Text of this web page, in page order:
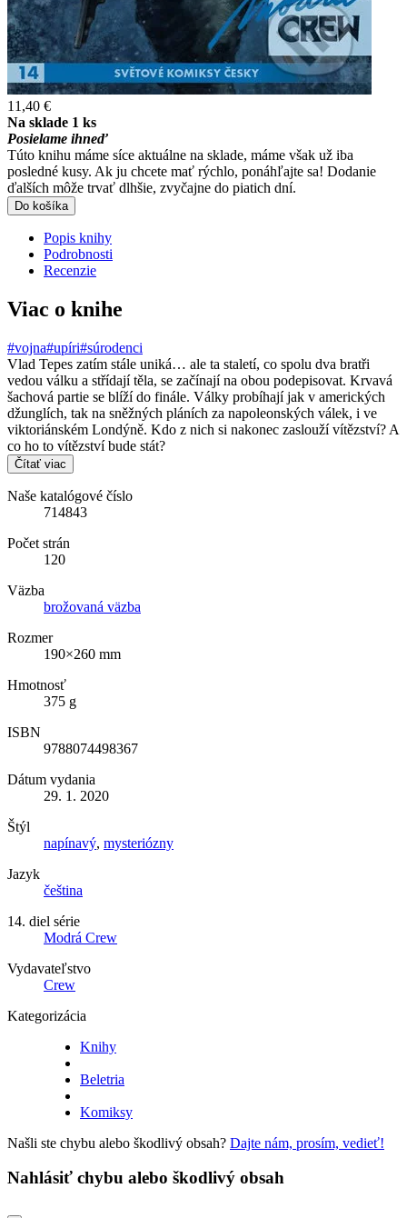
11,40 €
Na sklade 1 ks
Posielame ihneď
Túto knihu máme síce aktuálne na sklade, máme však už iba
posledné kusy. Ak ju chcete mať rýchlo, ponáhľajte sa! Dodanie
ďalších môže trvať dlhšie, zvyčajne do piatich dní.
Do košíka
Popis knihy
Podrobnosti
Recenzie
Viac o knihe
#vojna#upíri#súrodenci
Vlad Tepes zatím stále uniká… ale ta staletí, co spolu dva bratři
vedou válku a střídají těla, se začínají na obou podepisovat. Krvavá
šachová partie se blíží do finále. Války probíhají jak v amerických
džunglích, tak na sněžných pláních za napoleonských válek, i ve
viktoriánském Londýně. Kdo z nich si nakonec zaslouží vítězství? A
co ho to vítězství bude stát?
Čítať viac
Naše katalógové číslo
714843
Počet strán
120
Väzba
brožovaná väzba
Rozmer
190×260 mm
Hmotnosť
375 g
ISBN
9788074498367
Dátum vydania
29. 1. 2020
Štýl
napínavý, mysteriózny
Jazyk
čeština
14. diel série
Modrá Crew
Vydavateľstvo
Crew
Kategorizácia
Knihy
Beletria
Komiksy
Našli ste chybu alebo škodlivý obsah? Dajte nám, prosím, vedieť!
Nahlásiť chybu alebo škodlivý obsah